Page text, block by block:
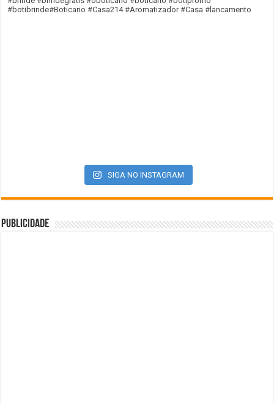
SIGA NO INSTAGRAM
Publicidade